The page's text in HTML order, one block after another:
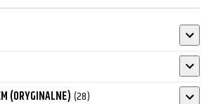
(ORYGINALNE) (28)